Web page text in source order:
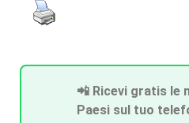
📲 Ricevi gratis le
Paesi sul tuo